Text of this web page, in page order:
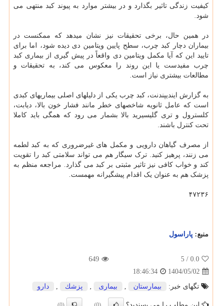
کیفیت زندگی تاثیر بگذارد و در بیشتر موارد به پیوند کبد منتهی می
شود.
در همین حال، برخی تحقیقات نیز نشان میدهد که ممکنست در
بیماران دچار کبد چرب، سطح پایین ویتامین دی دیده شود، اما برای
تایید این که آیا مکمل ویتامین دی واقعاً در پیش گیری از بیماری کبد
چرب مفیدست یا این روند را معکوس می کند، به تحقیقات و
مطالعات بیشتری نیاز است.
به گزارش ایندیپندنت، کبد چرب یکی از دلیلهای اصلی بیماریهای کبدی
است که عامل ثانویه شاخصهای خطر مانند فشار خون بالا، دیابت،
کلسترول و تری گلیسیرید بالا بشمار می رود که همگی باید کاملا
تحت کنترل باشند.
از مصرف گیاهان دارویی و مکمل های غیرضروری که به کبد لطمه
می زنند، پرهیز کنید. ترک سیگار هم می تواند سلامتی کبد را تقویت
کند و خواب کافی نیز تاثیر مثبتی بر کبد می گذارد. مراجعه منظم به
پزشک هم به عنوان یک اقدام پیشگیرانه مهمست.
۴۷۲۳۶
منبع: پاراسول
0.0
/ 5
649
1404/05/02
18:46:34
تگهای خبر:
بیمارستان , بیماری , پزشك , دارو